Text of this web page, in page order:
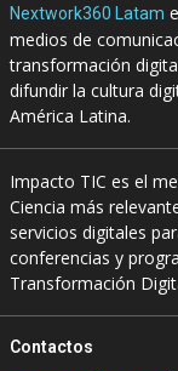
Nextwork360 Latam
medios de
transformación
difundir la cultura
América Latina.
Impacto TIC es el
Ciencia más
servicios digitales
conferencias y
Transformación
Contactos